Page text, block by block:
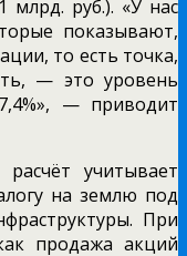
млрд. руб.). «У нас
показывают,
то есть точка,
— это уровень
— приводит
учитывает
на землю под
При
продажа акций